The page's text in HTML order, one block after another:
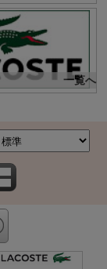
一覧へ